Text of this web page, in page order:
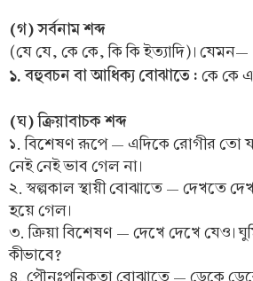
(গ) সর্বনাম শব্দ
(যে যে, কে কে, কি কি ইত্যাদি)। যেমন—
১. বহুবচন বা আধিক্য বোঝাতে : কে কে
(ঘ) ক্রিয়াবাচক শব্দ
১. বিশেষণ রূপে — এদিকে রোগীর তো
নেই নেই ভাব গেল না।
২. স্বল্পকাল স্থায়ী বোঝাতে — দেখতে
হয়ে গেল।
৩. ক্রিয়া বিশেষণ — দেখে দেখে যেও।
কীভাবে?